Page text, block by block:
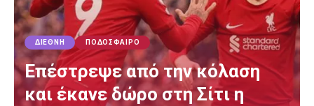
ΔΙΕΘΝΉ ΠΟΔΌΣΦΑΙΡΟ
Επέστρεψε από την κόλαση
και έκανε δώρο στη Σίτι η